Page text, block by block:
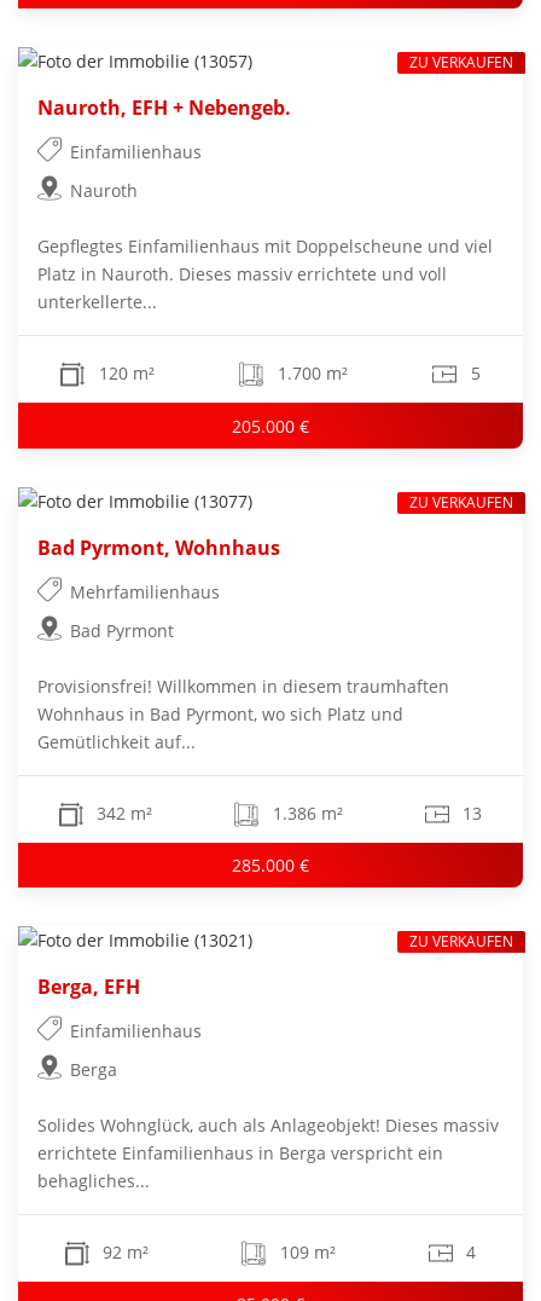
Nauroth, EFH + Nebengeb.
Einfamilienhaus
Nauroth
Gepflegtes Einfamilienhaus mit Doppelscheune und viel
Platz in Nauroth. Dieses massiv errichtete und voll
unterkellerte...
120 m² 1.700 m² 5
205.000 €
ZU VERKAUFEN
Bad Pyrmont, Wohnhaus
Mehrfamilienhaus
Bad Pyrmont
Provisionsfrei! Willkommen in diesem traumhaften
Wohnhaus in Bad Pyrmont, wo sich Platz und
Gemütlichkeit auf...
342 m² 1.386 m² 13
285.000 €
ZU VERKAUFEN
Berga, EFH
Einfamilienhaus
Berga
Solides Wohnglück, auch als Anlageobjekt! Dieses massiv
errichtete Einfamilienhaus in Berga verspricht ein
behagliches...
92 m² 109 m² 4
ZU VERKAUFEN